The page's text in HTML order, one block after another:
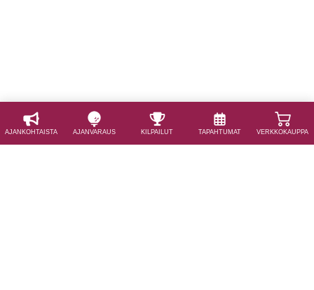
AJAN­KOHTAISTA AJAN­VARAUS KILPAILUT TAPAHTUMAT VERKKOKAUPPA